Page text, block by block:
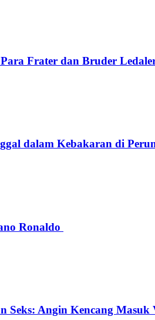
Frater dan Bruder
dalam Kebakaran di
Ronaldo
Angin Kencang Masuk